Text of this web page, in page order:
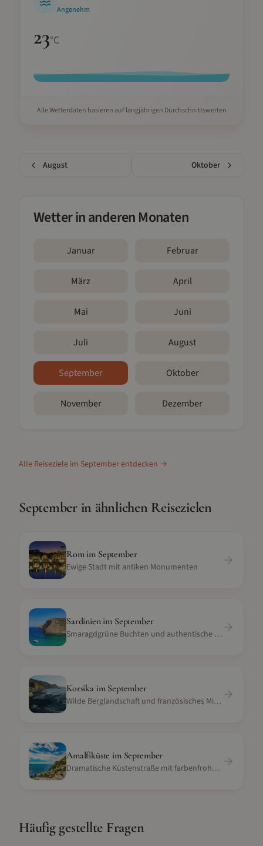
Angenehm
23°C
Alle Wetterdaten basieren auf langjährigen Durchschnittswerten
August Oktober
Wetter in anderen Monaten
Januar Februar
März April
Mai Juni
Juli August
September Oktober
November Dezember
Alle Reiseziele im Septemberentdecken →
Septemberin ähnlichen Reisezielen
Romim September
Ewige Stadt mit antiken Monumenten
Sardinienim September
Smaragdgrüne Buchten und authentische Kultur
Korsika im September
Wilde Berglandschaft und französisches Mittelmeer
Amalfiküste im September
Dramatische Küstenstraße mit farbenfrohen Dörfern und blauem Meer
Häufig gestellte Fragen